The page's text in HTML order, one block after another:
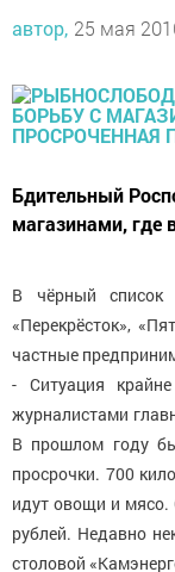
автор, 25 мая
Бдительный
магазинами, где
В чёрный список
«Перекрёсток»,
частные
- Ситуация
журналистами
В прошлом году
просрочки. 700
идут овощи и мясо.
рублей. Недавно
столовой